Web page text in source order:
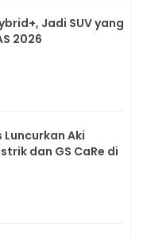
Jadi SUV yang
2026
Aki
dan GS CaRe di